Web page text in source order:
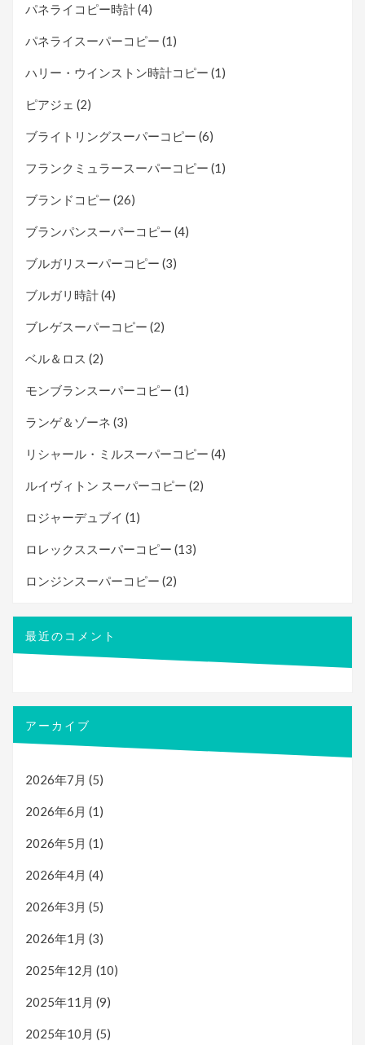
パネライコピー時計(4)
パネライスーパーコピー (1)
ハリー・ウインストン時計コピー (1)
ピアジェ (2)
ブライトリングスーパーコピー (6)
フランクミュラースーパーコピー (1)
ブランドコピー (26)
ブランパンスーパーコピー (4)
ブルガリスーパーコピー (3)
ブルガリ時計(4)
ブレゲスーパーコピー (2)
ベル＆ロス (2)
モンブランスーパーコピー (1)
ランゲ＆ゾーネ (3)
リシャール・ミルスーパーコピー (4)
ルイヴィトン スーパーコピー (2)
ロジャーデュブイ (1)
ロレックススーパーコピー (13)
ロンジンスーパーコピー (2)
最近のコメント
アーカイブ
2026年7月 (5)
2026年6月 (1)
2026年5月 (1)
2026年4月 (4)
2026年3月 (5)
2026年1月 (3)
2025年12月 (10)
2025年11月 (9)
2025年10月 (5)